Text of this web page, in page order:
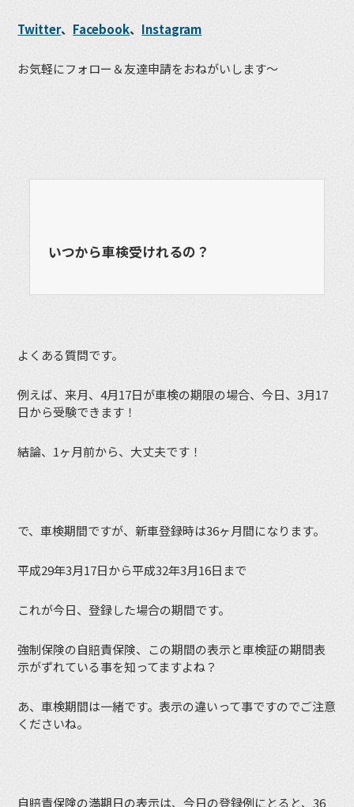
Twitter、 Facebook、 Instagram
お気軽にフォロー＆友達申請をおねがいします〜
いつから車検受けれるの？
よくある質問です。
例えば、来月、4月17日が車検の期限の場合、今日、3月17
日から受験できます！
結論、1ヶ月前から、大丈夫です！
で、車検期間ですが、新車登録時は36ヶ月間になります。
平成29年3月17日から平成32年3月16日まで
これが今日、登録した場合の期間です。
強制保険の自賠責保険、この期間の表示と車検証の期間表
示がずれている事を知ってますよね？
あ、車検期間は一緒です。表示の違いって事ですのでご注意
くださいね。
自賠責保険の満期日の表示は、今日の登録例にとると、36